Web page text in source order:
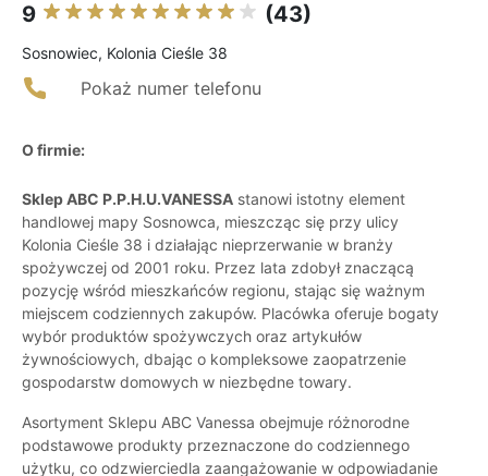
9 (43)
Sosnowiec, Kolonia Cieśle 38
Pokaż numer telefonu
O firmie:
Sklep ABC P.P.H.U.VANESSA stanowi istotny element
handlowej mapy Sosnowca, mieszcząc się przy ulicy
Kolonia Cieśle 38 i działając nieprzerwanie w branży
spożywczej od 2001 roku. Przez lata zdobył znaczącą
pozycję wśród mieszkańców regionu, stając się ważnym
miejscem codziennych zakupów. Placówka oferuje bogaty
wybór produktów spożywczych oraz artykułów
żywnościowych, dbając o kompleksowe zaopatrzenie
gospodarstw domowych w niezbędne towary.
Asortyment Sklepu ABC Vanessa obejmuje różnorodne
podstawowe produkty przeznaczone do codziennego
użytku, co odzwierciedla zaangażowanie w odpowiadanie